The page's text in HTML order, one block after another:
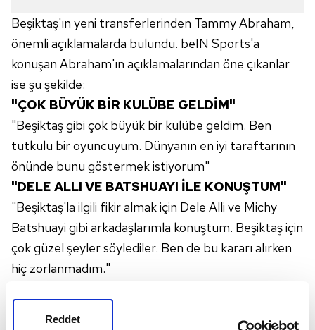
Reddet
Beşiktaş'ın yeni transferlerinden Tammy Abraham,
önemli açıklamalarda bulundu. beIN Sports'a
konuşan Abraham'ın açıklamalarından öne çıkanlar
ise şu şekilde:
"ÇOK BÜYÜK BİR KULÜBE GELDİM"
"Beşiktaş gibi çok büyük bir kulübe geldim. Ben
tutkulu bir oyuncuyum. Dünyanın en iyi taraftarının
önünde bunu göstermek istiyorum"
"DELE ALLI VE BATSHUAYI İLE KONUŞTUM"
"Beşiktaş'la ilgili fikir almak için Dele Alli ve Michy
Batshuayi gibi arkadaşlarımla konuştum. Beşiktaş için
çok güzel şeyler söylediler. Ben de bu kararı alırken
hiç zorlanmadım."